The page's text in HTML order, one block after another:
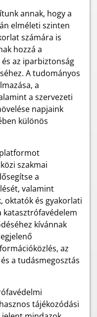
annak, hogy a
elméleti szinten
számára is
hozzá a
az iparbiztonság
A tudományos
a
a szervezeti
napjaink
különös
szakmai
a
valamint
oktatók és gyakorlati
katasztrófavédelem
kívánnak
az
a tudásmegosztás
tájékozódási